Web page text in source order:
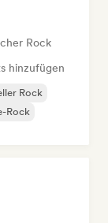
Rock
hinzufügen
Rock
Rock